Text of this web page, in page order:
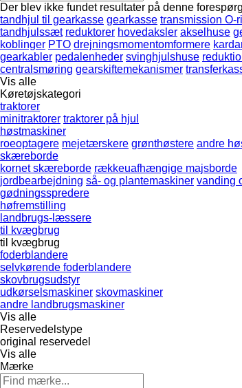
Der blev ikke fundet resultater på denne
tandhjul til gearkasse gearkasse transmission O-
tandhjulssæt reduktorer hovedaksler akselhuse
koblinger PTO drejningsmomentomformere
gearkabler pedalenheder svinghjulshuse
centralsmøring gearskiftemekanismer
Vis alle
Køretøjskategori
traktorer
minitraktorer traktorer på hjul
høstmaskiner
roeoptagere mejetærskere grønthøstere andre
skæreborde
kornet skæreborde rækkeuafhængige majsborde
jordbearbejdning så- og plantemaskiner vanding
gødningsspredere
høfremstilling
landbrugs-læssere
til kvægbrug
til kvægbrug
foderblandere
selvkørende foderblandere
skovbrugsudstyr
udkørselsmaskiner skovmaskiner
andre landbrugsmaskiner
Vis alle
Reservedelstype
original reservedel
Vis alle
Mærke